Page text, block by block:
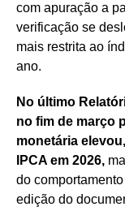
com apuração a
verificação se
mais restrita ao
ano.
No último
no fim de março
monetária elevou,
IPCA em 2026,
do
edição do